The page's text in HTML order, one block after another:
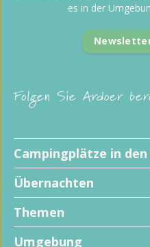
Folgen Sie Ardoer
Campingplätze in
Übernachten
Themen
Umgebung
es in der